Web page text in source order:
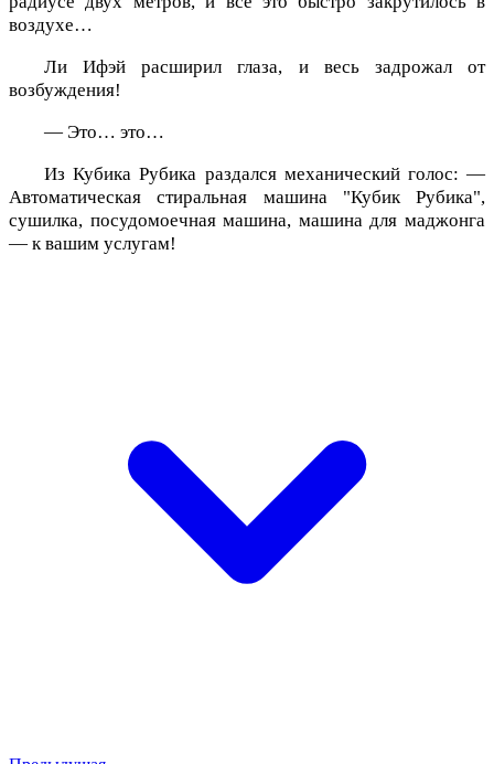
воздухе…
Ли Ифэй расширил глаза, и весь задрожал от
возбуждения!
— Это… это…
Из Кубика Рубика раздался механический голос: —
Автоматическая стиральная машина "Кубик Рубика",
сушилка, посудомоечная машина, машина для маджонга
— к вашим услугам!